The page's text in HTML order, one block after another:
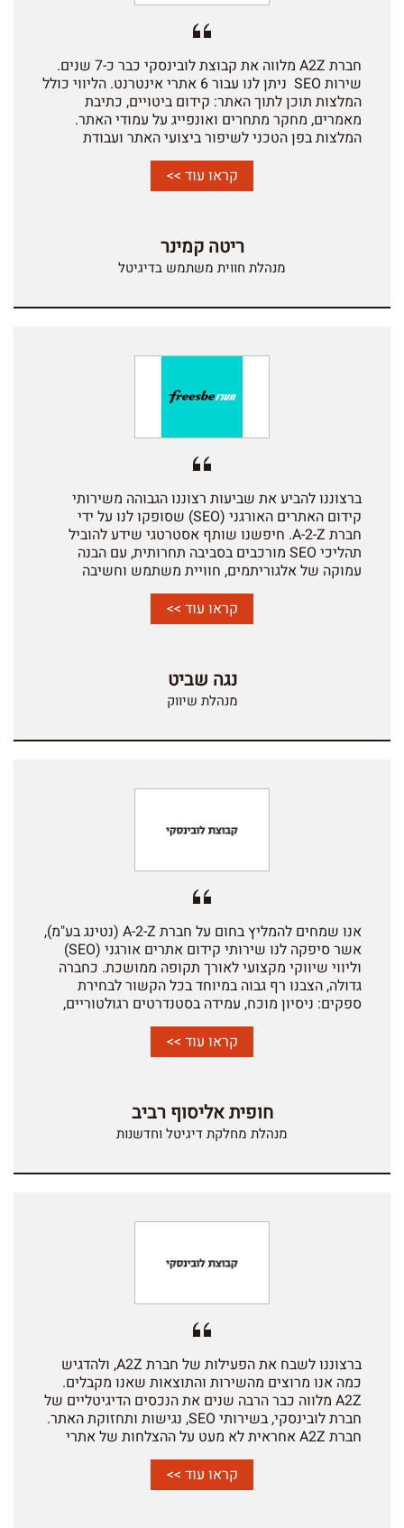
חברת A2Z מלווה את קבוצת לובינסקי כבר כ-7 שנים.
שירות SEO ניתן לנו עבור 6 אתרי אינטרנט.
הליווי כולל
המלצות תוכן לתוך האתר: קידום ביטויים, כתיבת
מאמרים, מחקר מתחרים ואונפייג על עמודי האתר.
המלצות בפן הטכני לשיפור ביצועי האתר ועבודת
:OFFSITE פרסום מאמרים חיצונים, טיפול שוטף בגוגל
עסקים ובערוץ היוטיוב.כמידי חודש אנחנו מקבלים
דיווח שותף על משימות ותנועה לאתר.
היומיומי היצירתיות ומציאת פתרון לכל אתגר.
קראו עוד >>
ריטה קמינר
מנהלת חווית משתמש בדיגיטל
ברצוננו להביע את שביעות רצוננו הגבוהה משירותי
קידום האתרים האורגני (SEO) שסופקו לנו על ידי
חברת A-2-Z.
חיפשנו שותף אסטרטגי שידע להוביל
תהליכי SEO מורכבים בסביבה תחרותית, עם הבנה
עמוקה של אלגוריתמים, חוויית משתמש וחשיבה
עסקית. A-2-Z הביאה עמה ניסיון של עשרות שנים, ידע
עדכני ויכולת מוכחת לייצר תוצאות בפועל.
כללה שיפור תשתיות האתר, התאמה לדרישות מנועי
בתנועה האורגנית, עלייה ניכרת בחשיפה למונחי ליבה
אסטרטגיים, ושיפור ברור ביחס ההמרה וההכנסות
מעבר לתוצאות, התרשמנו במיוחד
ללא ספק אחת החברות המובילות בישראל בתחומי ה-
עליה בחום לכל גוף המחפש ספק איכותי לטווח ארוך.
קראו עוד >>
נגה שביט
מנהלת שיווק
אנו שמחים להמליץ בחום על חברת A-2-Z (נטינג בע"מ),
אשר סיפקה לנו שירותי קידום אתרים אורגני (SEO)
וליווי שיווקי מקצועי לאורך תקופה ממושכת. כחברה
גדולה, הצבנו רף גבוה במיוחד בכל הקשור לבחירת
ספקים: ניסיון מוכח, עמידה בסטנדרטים רגולטוריים,
הבנה מעמיקה של עולם הדיגיטל, ויכולת להציג תוצאות
מדידות לאורך זמן. חברת A-2-Z עמדה בכל הדרישות -
ואף מעבר לכך. במסגרת העבודה המשותפת בוצע
לצרכים העסקיים שלנו. בתוך זמן סביר נרשמה עלייה
משמעותית בדירוגים בגוגל, גידול עקבי בתנועת
הגולשים האורגנית, שיפור בשיעורי המעורבות באתר
המשתנה. החברה מיישמת בפועל אסטרטגיות קידום
לאורך כל הדרך זכינו לליווי מקצועי, שקיפות מלאה,
ניתוחים אנליטיים ברמה גבוהה ותחושת שותפות
קראו עוד >>
חופית אליסוף רביב
מנהלת מחלקת דיגיטל וחדשנות
ברצוננו לשבח את הפעילות של חברת A2Z, ולהדגיש
כמה אנו מרוצים מהשירות והתוצאות שאנו מקבלים.
A2Z מלווה כבר הרבה שנים את הנכסים הדיגיטליים של
חברת לובינסקי, בשירותי SEO, נגישות ותחזוקת האתר.
חברת A2Z אחראית לא מעט על ההצלחות של אתרי
אינטרנט פיג'ו וסיטרואן ומביאה אותם לקדמת הזירה
בגוגל. A2Z אמינה ומסורה ללקוחותיה. הצוות מקצועי,
היחס אישי וחם, השיתוף פעולה והזמינות ראויים
קראו עוד >>